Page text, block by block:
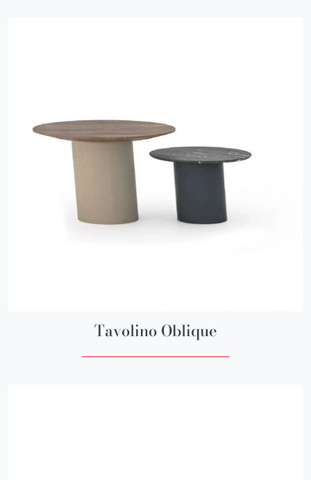
Tavolino Oblique